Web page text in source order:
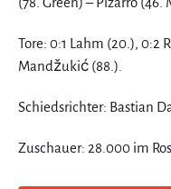
Tore: 0:1 Lahm (20.), 0:2
Mandžukić (88.).
Schiedsrichter: Bastian
Zuschauer: 28.000 im